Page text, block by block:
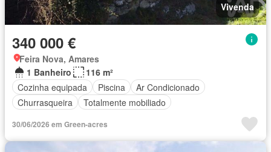
Vivenda
340 000 €
Feira Nova, Amares
1 Banheiro
116 m²
Cozinha equipada
Piscina
Ar Condicionado
Churrasqueira
Totalmente mobiliado
30/06/2026 em Green-acres